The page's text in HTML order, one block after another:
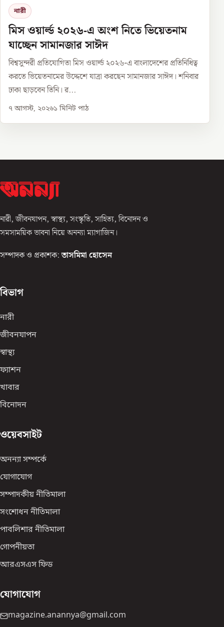
নারী
মিস ওয়ার্ল্ড ২০২৬-এ অংশ নিতে ভিয়েতনাম
যাচ্ছেন সামানজার সাঈদ
বিশ্বসুন্দরী প্রতিযোগিতা মিস ওয়ার্ল্ড ২০২৬-এ বাংলাদেশের প্রতিনিধিত্ব
করতে ভিয়েতনামের উদ্দেশে যাত্রা করছেন সামানজার সাঈদ। শনিবার
ঢাকা ছাড়বেন তিনি। র...
৭ আগস্ট, ২০২৬১ মিনিট পাঠ
নারী, জীবনযাপন, স্বাস্থ্য, সংস্কৃতি, সাহিত্য, বিনোদন ও
সমসাময়িক ভাবনা নিয়ে অনন্যা ম্যাগাজিন।
সম্পাদক ও প্রকাশক: তাসমিমা হোসেন
বিভাগ
নারী
জীবনযাপন
স্বাস্থ্য
ফ্যাশন
খাবার
বিনোদন
ওয়েবসাইট
অনন্যা সম্পর্কে
যোগাযোগ
সম্পাদকীয় নীতিমালা
সংশোধন নীতিমালা
পাবলিশার নীতিমালা
গোপনীয়তা
আরএসএস ফিড
যোগাযোগ
magazine.anannya@gmail.com